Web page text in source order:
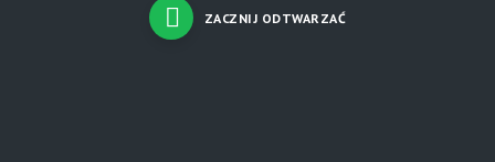
ZACZNIJ ODTWARZAĆ